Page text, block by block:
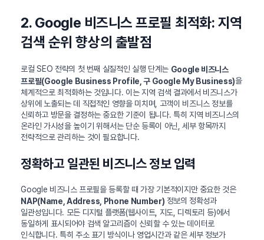
2. Google 비즈니스 프로필 최적화: 지역
검색 순위 향상의 출발점
로컬 SEO 전략의 첫 번째 실질적인 실행 단계는 Google 비즈니스
프로필(Google Business Profile, 구 Google My Business)을
체계적으로 최적화하는 것입니다. 이는 지역 검색 결과에서 비즈니스가
상위에 노출되는 데 직접적인 영향을 미치며, 고객이 비즈니스 정보를
신뢰하고 방문을 결정하는 중요한 기준이 됩니다. 특히 지역 비즈니스의
온라인 가시성을 높이기 위해서는 단순 등록이 아닌, 세부 항목까지
전략적으로 관리하는 것이 필요합니다.
정확하고 일관된 비즈니스 정보 입력
Google 비즈니스 프로필을 등록할 때 가장 기본적이지만 중요한 것은
NAP(Name, Address, Phone Number) 정보의 정확성과
일관성입니다. 모든 디지털 플랫폼(웹사이트, 지도, 디렉토리 등)에서
동일하게 표시되어야 검색 알고리즘이 신뢰할 수 있는 데이터로
인식합니다. 특히 주소 표기 방식이나 영업시간과 같은 세부 정보가